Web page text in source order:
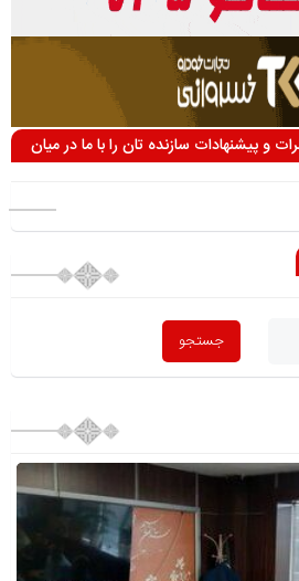
و پیشنهادات سازنده تان را با ما در میان